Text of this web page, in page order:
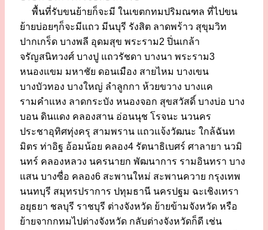
พื้นที่รับขนย้ายก็จะมี ในเขตกทมปริมณฑล ที่ไปขน
ย้ายบ่อยๆก็จะมีแถว มีนบุรี รังสิต ลาดพร้าว สุขุมวิท
ปากเกร็ด บางพลี อุดมสุข พระราม2 ปิ่นเกล้า
จรัญสนิทวงศ์ บางปู แถวรัชดา บางนา พระราม3
หนองแขม มหาชัย ดอนเมือง สายไหม บางเขน
บางบัวทอง บางใหญ่ ลำลูกกา ห้วยขวาง บางแค
รามคำแหง ลาดกระบัง หนองจอก สุขสวัสดิ์ บางบ่อ บาง
บอน ดินแดง คลองสาน อ่อนนุช โรจนะ นวนคร
ประชาอุทิศทุ่งครุ สามพราน แถวแจ้งวัฒนะ ใกล้ฉันท
มิตร ท่าอิฐ อ้อมน้อย คลอง4 รัตนาธิเบศร์ ศาลายา นวมิ
นทร์ คลองหลวง นครนายก พัฒนาการ รามอินทรา บาง
แสน บางซื่อ คลอง6 สะพานใหม่ สะพานควาย กรุงเทพ
นนทบุรี สมุทรปราการ ปทุมธานี นครปฐม ฉะเชิงเทรา
อยุธยา ชลบุรี ราชบุรี ต่างจังหวัด ย้ายข้ามจังหวัด หรือ
ย้ายจากกทมไปต่างจังหวัด กลับต่างจังหวัดก็ดี เช่น